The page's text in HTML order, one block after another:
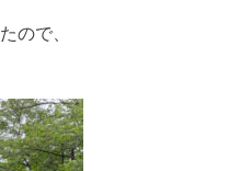
ので、